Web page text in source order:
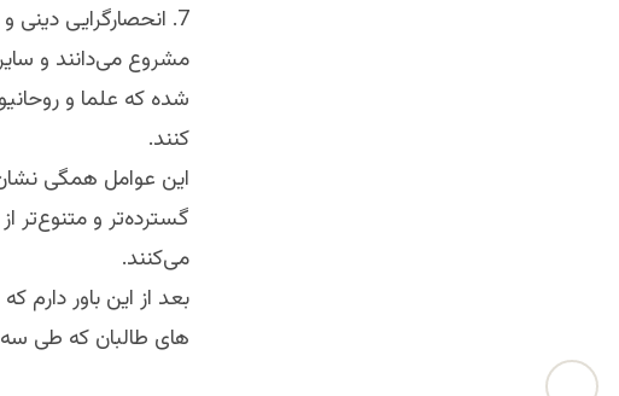
7. انحصارگرایی
مشروع می‌دانند و
شده که علما و
کنند.
این عوامل همگی
گسترده‌تر و متنوع‌تر
می‌کنند‌.
بعد از این باور
های طالبان که طی